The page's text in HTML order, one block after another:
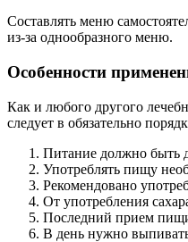
Составлять меню
из-за однообразного меню.
Особенности
Как и любого другого
следует в обязательно
Питание должно быть
Употреблять пищу
Рекомендовано
От употребления
Последний прием
В день нужно